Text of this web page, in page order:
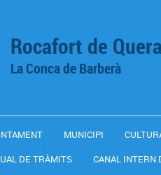
Rocafort de
La Conca de Barberà
MUNICIPI
DE TRÀMITS
CANAL INTERN